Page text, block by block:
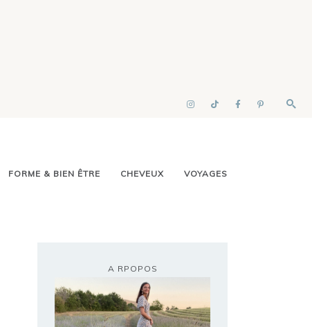
FORME & BIEN ÊTRE CHEVEUX VOYAGES
A RPOPOS